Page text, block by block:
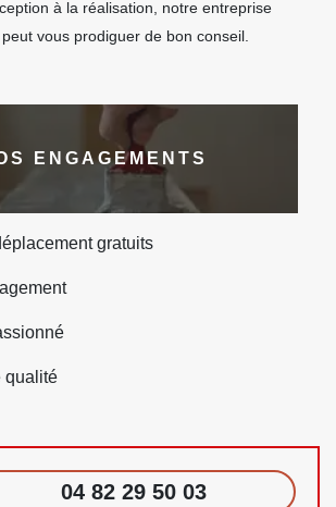
à la réalisation, notre entreprise
vous prodiguer de bon conseil.
ENGAGEMENTS
gratuits
qualité
04 82 29 50 03